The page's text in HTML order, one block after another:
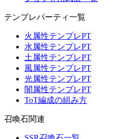
テンプレパーティ一覧
火属性テンプレPT
水属性テンプレPT
土属性テンプレPT
風属性テンプレPT
光属性テンプレPT
闇属性テンプレPT
ToT編成の組み方
召喚石関連